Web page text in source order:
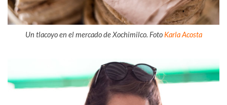
Un tlacoyo en el mercado de Xochimilco. Foto Karla Acosta